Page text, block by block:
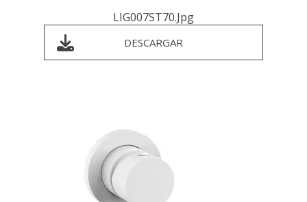
LIG007ST70.jpg
DESCARGAR